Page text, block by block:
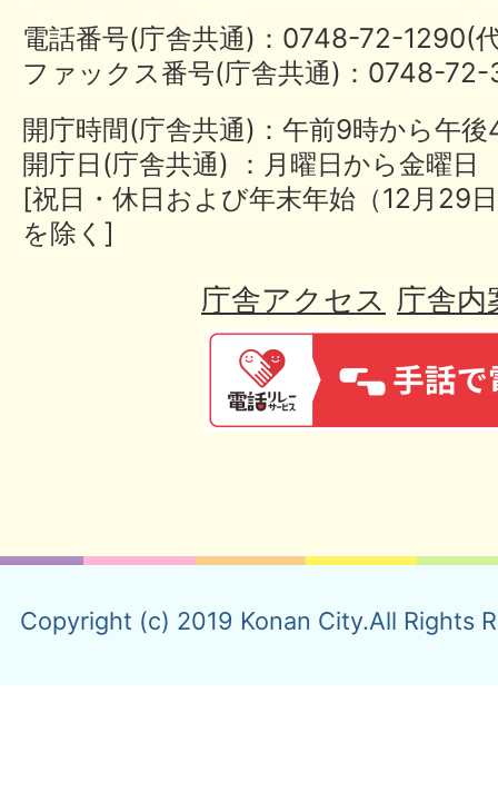
電話番号(庁舎共通)：0748-72-
ファックス番号(庁舎共通)：0748-
開庁時間(庁舎共通)：午前9時から午
開庁日(庁舎共通) ：月曜日から金曜日
[祝日・休日および年末年始（12月29
を除く]
庁舎アクセス 庁舎内
Copyright (c) 2019 Konan City.All Rights